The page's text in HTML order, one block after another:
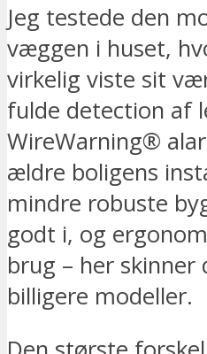
Jeg testede den
væggen i huset,
virkelig viste sit
fulde dete​​​​ction af
WireWarning®
ældre boligens
mindre robuste
godt i, og
brug – her
billigere modeller.